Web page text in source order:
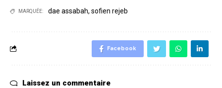
MARQUÉE: dae assabah, sofien rejeb
Facebook
Laissez un commentaire